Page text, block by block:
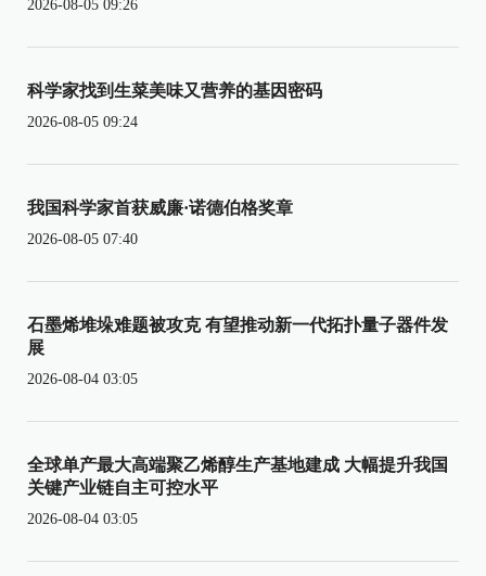
2026-08-05 09:26
科学家找到生菜美味又营养的基因密码
2026-08-05 09:24
我国科学家首获威廉·诺德伯格奖章
2026-08-05 07:40
石墨烯堆垛难题被攻克 有望推动新一代拓扑量子器件发
展
2026-08-04 03:05
全球单产最大高端聚乙烯醇生产基地建成 大幅提升我国
关键产业链自主可控水平
2026-08-04 03:05